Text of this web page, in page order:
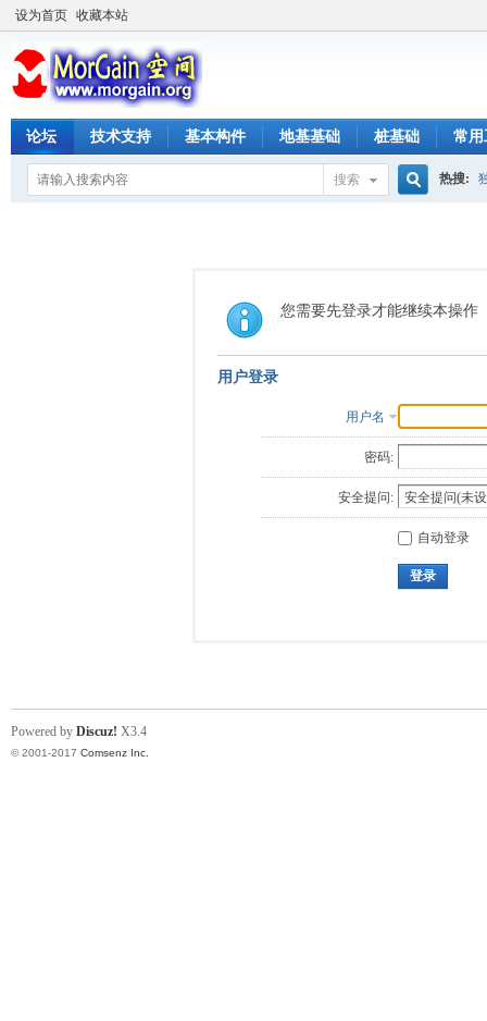
设为首页 收藏本站
论坛 技术支持 基本构件 地基基础 桩基础 常用
搜索
索
热搜:
您需要先登录才能继续本操作
用户登录
用户名
密码:
安全提问:
自动登录
登录
Powered by Discuz! X3.4
© 2001-2017 Comsenz Inc.